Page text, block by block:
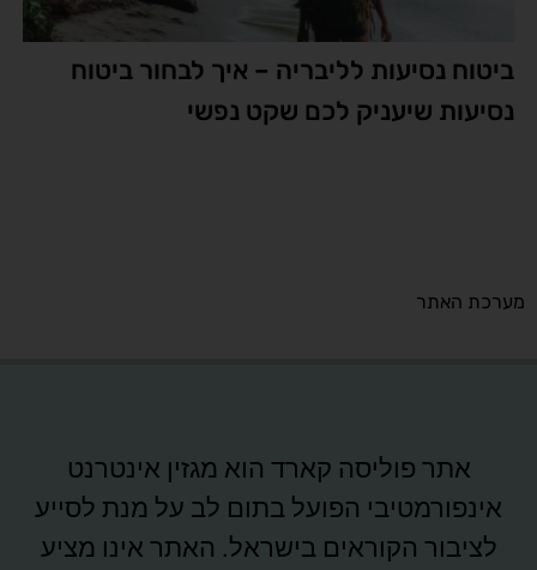
ביטוח נסיעות לליבריה – איך לבחור ביטוח
נסיעות שיעניק לכם שקט נפשי
מערכת האתר
אתר פוליסה קארד הוא מגזין אינטרנט
אינפורמטיבי הפועל בתום לב על מנת לסייע
לציבור הקוראים בישראל. האתר אינו מציע